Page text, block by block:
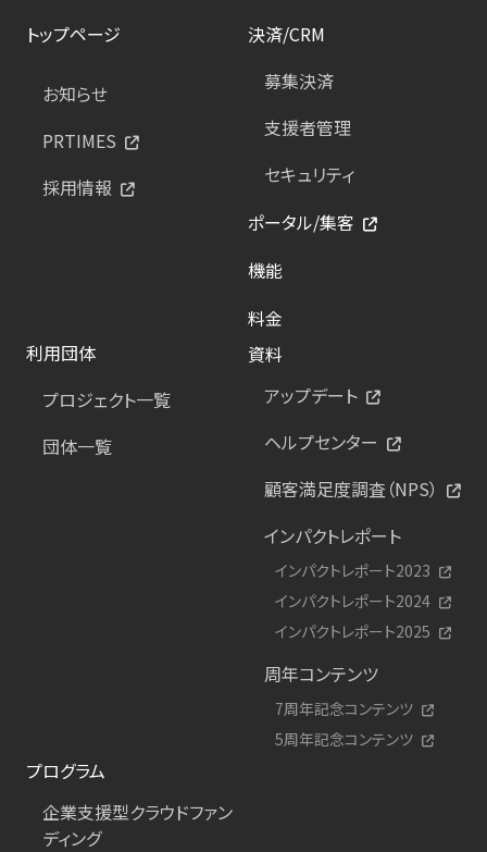
トップページ
お知らせ
PRTIMES
採用情報
決済/CRM
募集決済
支援者管理
セキュリティ
ポータル/集客
機能
料金
利用団体
プロジェクト一覧
団体一覧
資料
アップデート
ヘルプセンター
顧客満足度調査（NPS）
インパクトレポート
インパクトレポート2023
インパクトレポート2024
インパクトレポート2025
周年コンテンツ
7周年記念コンテンツ
5周年記念コンテンツ
プログラム
企業支援型クラウドファン
ディング